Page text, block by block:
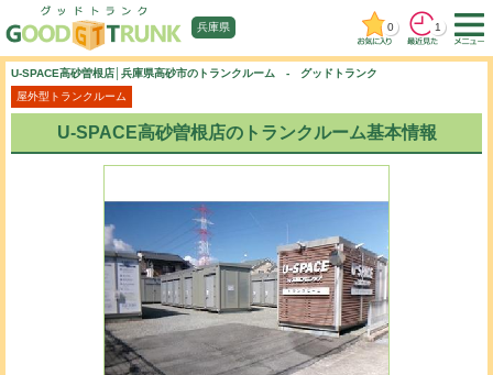
兵庫県 0 1
U-SPACE高砂曽根店│兵庫県高砂市のトランクルーム - グッドトランク
屋外型トランクルーム
U-SPACE高砂曽根店のトランクルーム基本情報